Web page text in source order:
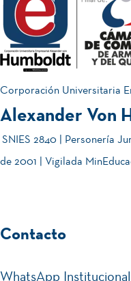
Corporación Universitaria
Alexander Von
SNIES 2840 | Personería
de 2001 | Vigilada
Contacto
WhatsApp Institucional: